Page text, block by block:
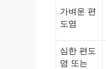
가벼운 편
도염
심한 편도
염 또는